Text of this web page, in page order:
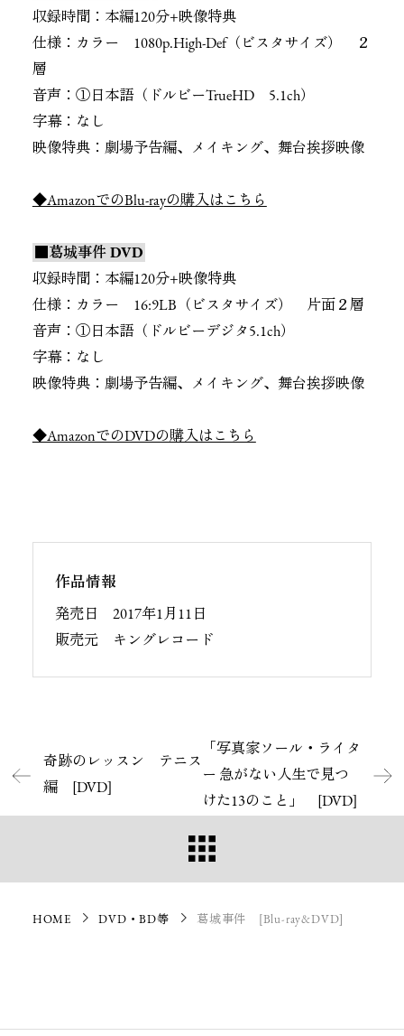
収録時間：本編120分+映像特典
仕様：カラー 1080p.High-Def（ビスタサイズ） ２
層
音声：①日本語（ドルビーTrueHD 5.1ch）
字幕：なし
映像特典：劇場予告編、メイキング、舞台挨拶映像
◆AmazonでのBlu-rayの購入はこちら
■葛城事件 DVD
収録時間：本編120分+映像特典
仕様：カラー 16:9LB（ビスタサイズ） 片面２層
音声：①日本語（ドルビーデジタ5.1ch）
字幕：なし
映像特典：劇場予告編、メイキング、舞台挨拶映像
◆AmazonでのDVDの購入はこちら
作品情報
発売日 2017年1月11日
販売元 キングレコード
奇跡のレッスン テニス
編 [DVD]
「写真家ソール・ライタ
ー 急がない人生で見つ
けた13のこと」 [DVD]
HOME DVD・BD等 葛城事件 [Blu-ray&DVD]